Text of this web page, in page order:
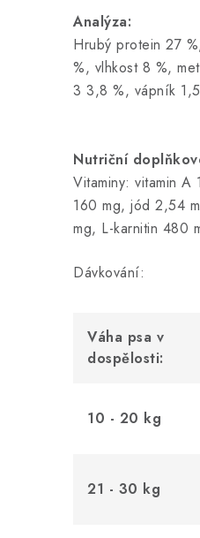
Analýza:
Hrubý protein 27
%, vlhkost 8 %,
3 3,8 %, vápník
Nutriční
Vitaminy: vitamin
160 mg, jód 2,54
mg, L-karnitin 480
Dávkování:
Váha psa v
dospělosti:
10 - 20 kg
21 - 30 kg